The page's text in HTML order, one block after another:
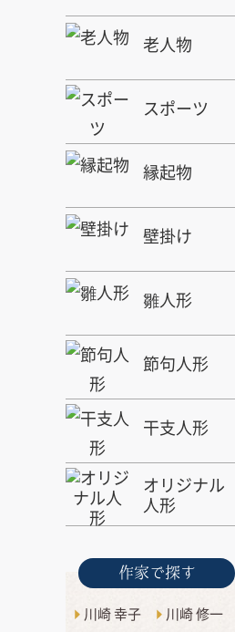
老人物
スポーツ
縁起物
壁掛け
雛人形
節句人形
干支人形
オリジナル
人形
作家で探す
川崎 幸子
川崎 修一